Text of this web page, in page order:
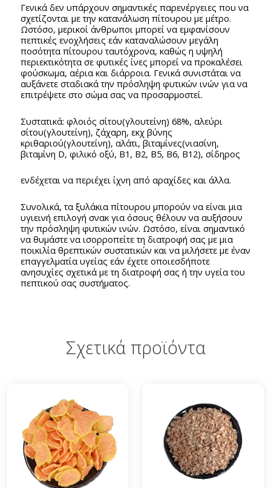
Γενικά δεν υπάρχουν σημαντικές παρενέργειες που να
σχετίζονται με την κατανάλωση πίτουρου με μέτρο.
Ωστόσο, μερικοί άνθρωποι μπορεί να εμφανίσουν
πεπτικές ενοχλήσεις εάν καταναλώσουν μεγάλη
ποσότητα πίτουρου ταυτόχρονα, καθώς η υψηλή
περιεκτικότητα σε φυτικές ίνες μπορεί να προκαλέσει
φούσκωμα, αέρια και διάρροια. Γενικά συνιστάται να
αυξάνετε σταδιακά την πρόσληψη φυτικών ινών για να
επιτρέψετε στο σώμα σας να προσαρμοστεί.
Συστατικά: φλοιός σίτου(γλουτείνη) 68%, αλεύρι
σίτου(γλουτείνη), ζάχαρη, εκχ βύνης
κριθαριού(γλουτείνη), αλάτι, βιταμίνες(νιασίνη,
βιταμίνη D, φιλικό οξύ, B1, B2, B5, B6, B12), σίδηρος
ενδέχεται να περιέχει ίχνη από αραχίδες και άλλα.
Συνολικά, τα ξυλάκια πίτουρου μπορούν να είναι μια
υγιεινή επιλογή σνακ για όσους θέλουν να αυξήσουν
την πρόσληψη φυτικών ινών. Ωστόσο, είναι σημαντικό
να θυμάστε να ισορροπείτε τη διατροφή σας με μια
ποικιλία θρεπτικών συστατικών και να μιλήσετε με έναν
επαγγελματία υγείας εάν έχετε οποιεσδήποτε
ανησυχίες σχετικά με τη διατροφή σας ή την υγεία του
πεπτικού σας συστήματος.
Σχετικά προϊόντα